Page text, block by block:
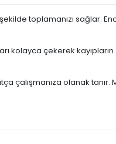
toplamanızı sağlar.
kolayca çekerek
çalışmanıza olanak tanır.